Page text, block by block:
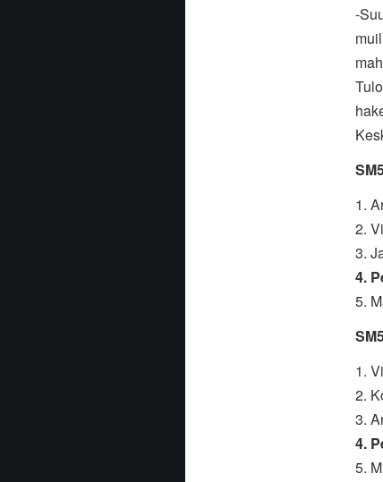
-
1.
2.
3.
4.
5.
1.
2.
3.
4.
5.